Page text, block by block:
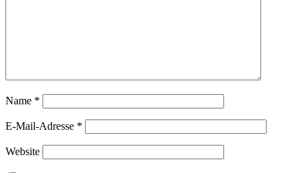
Name *
E-Mail-Adresse *
Website